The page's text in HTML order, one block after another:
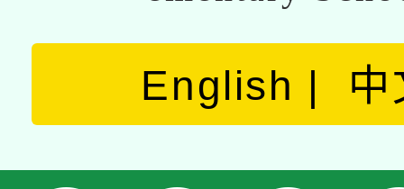
English 中